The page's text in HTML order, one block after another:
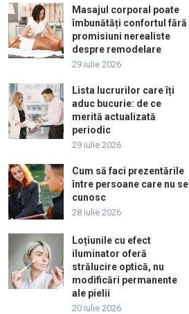
Masajul corporal poate
îmbunătăți confortul fără
promisiuni nerealiste
despre remodelare
29 iulie 2026
Lista lucrurilor care îți
aduc bucurie: de ce
merită actualizată
periodic
29 iulie 2026
Cum să faci prezentările
între persoane care nu se
cunosc
28 iulie 2026
Loțiunile cu efect
iluminator oferă
strălucire optică, nu
modificări permanente
ale pielii
20 iulie 2026